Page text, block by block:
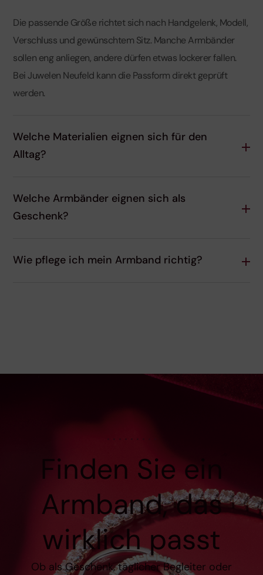
Die passende Größe richtet sich nach Handgelenk, Modell,
Verschluss und gewünschtem Sitz. Manche Armbänder
sollen eng anliegen, andere dürfen etwas lockerer fallen.
Bei Juwelen Neufeld kann die Passform direkt geprüft
werden.
Welche Materialien eignen sich für den
Alltag?
Welche Armbänder eignen sich als
Geschenk?
Wie pflege ich mein Armband richtig?
Finden Sie ein
Armband, das
wirklich passt
Ob als Geschenk, täglicher Begleiter oder